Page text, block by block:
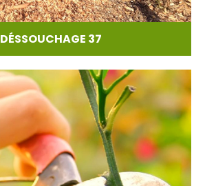
DÉSSOUCHAGE 37